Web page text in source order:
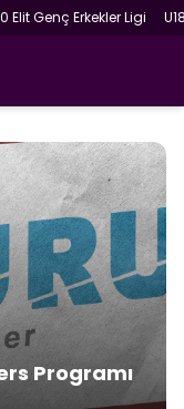
Elit Genç Erkekler Ligi
Programı